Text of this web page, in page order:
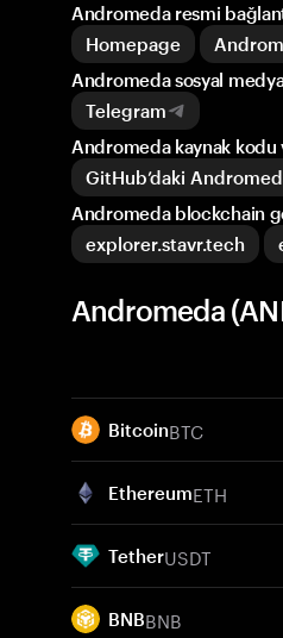
Andromeda resmi
Homepage
Andromeda sosyal
Telegram
Andromeda kaynak
GitHub’daki
Andromeda blockchain
explorer.stavr.tech
Andromeda
BitcoinBTC
EthereumETH
TetherUSDT
BNBBNB